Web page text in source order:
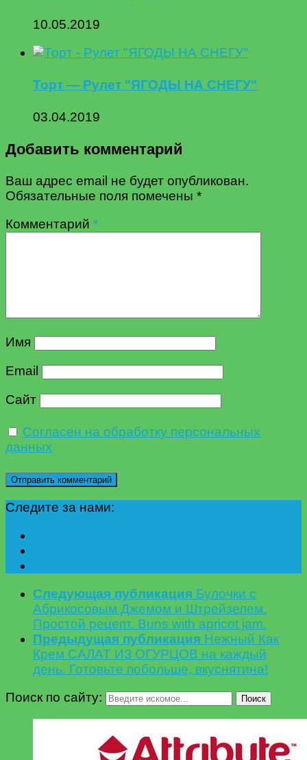
10.05.2019
Торт — Рулет "ЯГОДЫ НА СНЕГУ"
03.04.2019
Добавить комментарий
Ваш адрес email не будет опубликован.
Обязательные поля помечены *
Комментарий *
Имя
Email
Сайт
Согласен на обработку персональных
данных
Следите за нами:
Следующая публикация Булочки с
Абрикосовым Джемом и Штрейзелем.
Простой рецепт. Buns with apricot jam.
Предыдущая публикация Нежный Как
Крем САЛАТ ИЗ ОГУРЦОВ на каждый
день. Готовьте побольше, вкуснятина!
Поиск по сайту:
Поиск